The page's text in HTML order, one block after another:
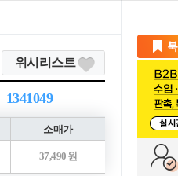
위시리스트
1341049
소매가
37,490 원